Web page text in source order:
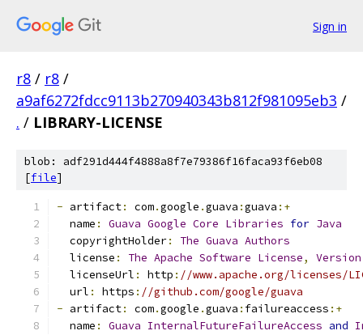
Sign in
r8 / r8 /
a9af6272fdcc9113b270940343b812f981095eb3 /
. / LIBRARY-LICENSE
blob: adf291d444f4888a8f7e79386f16faca93f6eb08
[file]
- artifact: com.google .guava :guava :+
  name
: Guava Google Core Libraries for Java
  copyrightHolder
: The Guava Authors
  license
: The Apache Software License,
Version
  licenseUrl
: http : //www.apache.org/licenses/
  url
: https : //github.com/google/guava
- artifact: com.google .guava : failureaccess :+
  name
: Guava InternalFutureFailureAccess and